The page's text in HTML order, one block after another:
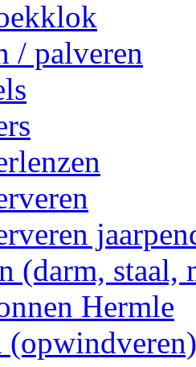
/ palveren
(darm, staal,
Hermle
(opwindveren)